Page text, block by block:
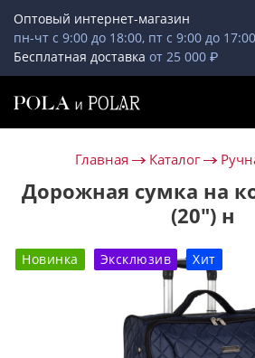
Оптовый интернет-магазин
пн-чт с 9:00 до 18:00, пт с 9:00 до 17:00
Бесплатная доставка от 25 000 ₽
Главная Каталог
Дорожная сумка на
(20") н
Новинка Эксклюзив Хит